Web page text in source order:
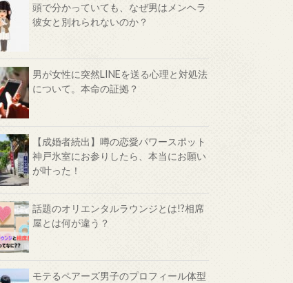
頭で分かっていても、なぜ男はメンヘラ
彼女と別れられないのか？
男が女性に突然LINEを送る心理と対処法
について。本命の証拠？
【成婚者続出】噂の恋愛パワースポット
神戸氷室にお参りしたら、本当にお願い
が叶った！
話題のオリエンタルラウンジとは!?相席
屋とは何が違う？
モテるペアーズ男子のプロフィール体型